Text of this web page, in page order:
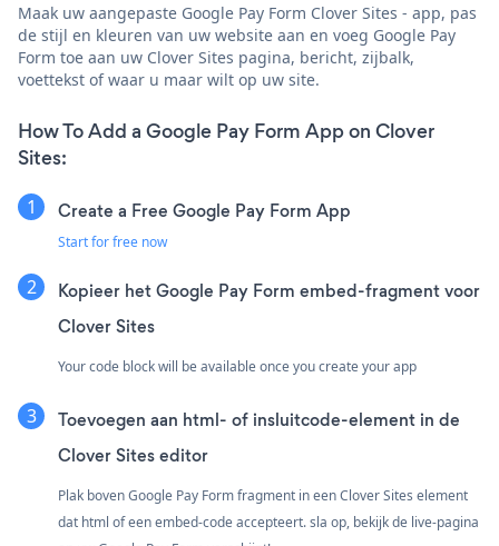
Maak uw aangepaste Google Pay Form Clover Sites - app, pas
de stijl en kleuren van uw website aan en voeg Google Pay
Form toe aan uw Clover Sites pagina, bericht, zijbalk,
voettekst of waar u maar wilt op uw site.
How To Add a Google Pay Form App on Clover
Sites:
Create a Free Google Pay Form App
Start for free now
Kopieer het Google Pay Form embed-fragment voor
Clover Sites
Your code block will be available once you create your app
Toevoegen aan html- of insluitcode-element in de
Clover Sites editor
Plak boven Google Pay Form fragment in een Clover Sites element
dat html of een embed-code accepteert. sla op, bekijk de live-pagina